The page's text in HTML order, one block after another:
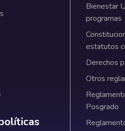
políticas
Bienestar
programas
estatutos
Derechos
Otros
Posgrado